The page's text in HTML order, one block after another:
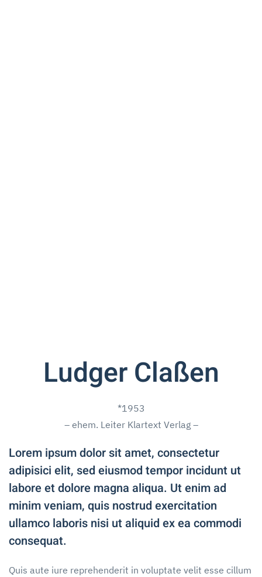
Ludger Claßen
*1953
– ehem. Leiter Klartext Verlag –
Lorem ipsum dolor sit amet, consectetur
adipisici elit, sed eiusmod tempor incidunt ut
labore et dolore magna aliqua. Ut enim ad
minim veniam, quis nostrud exercitation
ullamco laboris nisi ut aliquid ex ea commodi
consequat.
Quis aute iure reprehenderit in voluptate velit esse cillum